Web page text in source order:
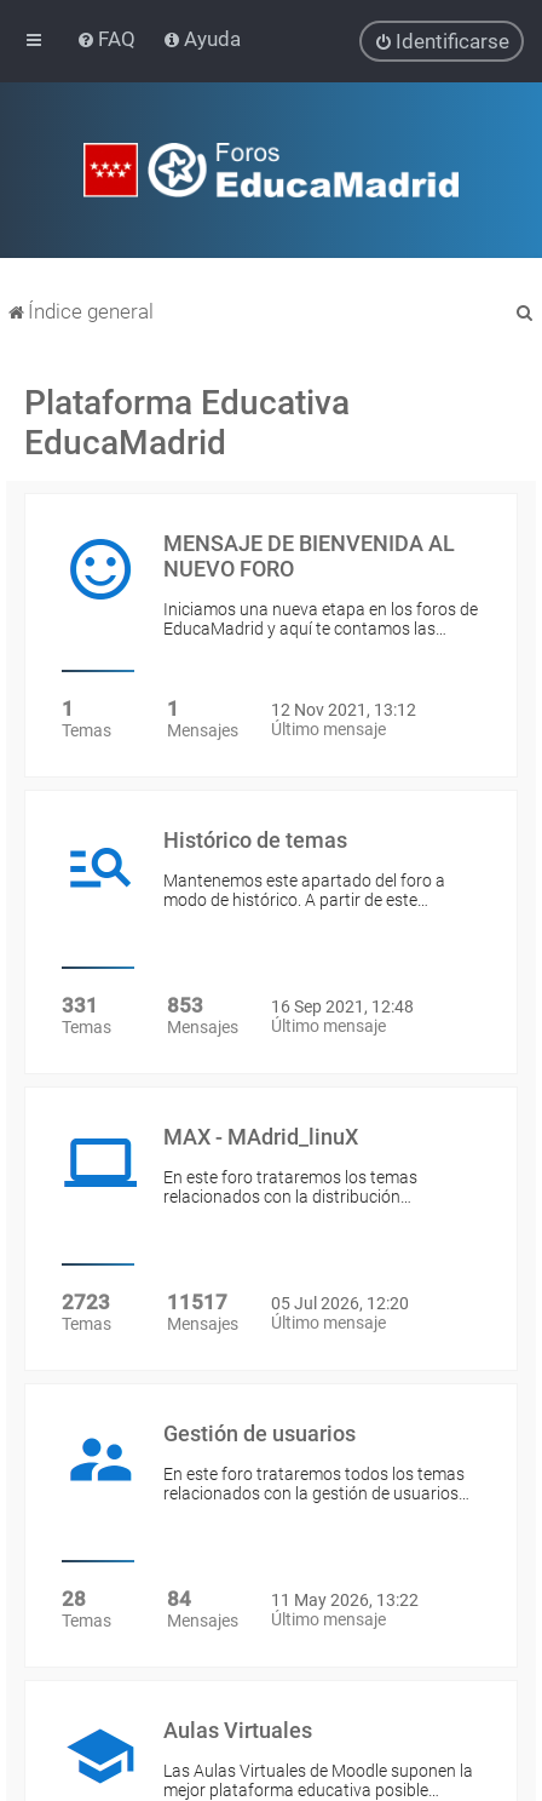
FAQ Ayuda Identificarse
Índice general
Plataforma Educativa
EducaMadrid
MENSAJE DE BIENVENIDA AL
NUEVO FORO
Iniciamos una nueva etapa en los foros de
EducaMadrid y aquí te contamos las…
1
Temas
1
Mensajes
12 Nov 2021, 13:12
Último mensaje
Histórico de temas
Mantenemos este apartado del foro a
modo de histórico. A partir de este…
331
Temas
853
Mensajes
16 Sep 2021, 12:48
Último mensaje
MAX - MAdrid_linuX
En este foro trataremos los temas
relacionados con la distribución…
2723
Temas
11517
Mensajes
05 Jul 2026, 12:20
Último mensaje
Gestión de usuarios
En este foro trataremos todos los temas
relacionados con la gestión de usuarios…
28
Temas
84
Mensajes
11 May 2026, 13:22
Último mensaje
Aulas Virtuales
Las Aulas Virtuales de Moodle suponen la
mejor plataforma educativa posible…